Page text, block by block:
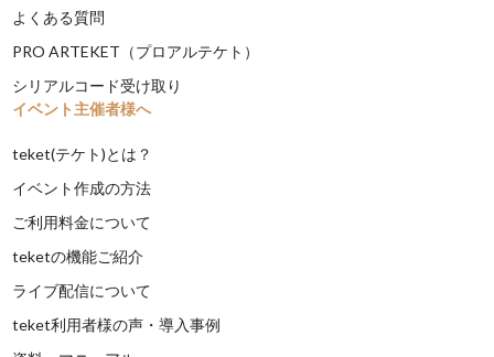
よくある質問
PRO ARTEKET（プロアルテケト）
シリアルコード受け取り
イベント主催者様へ
teket(テケト)とは？
イベント作成の方法
ご利用料金について
teketの機能ご紹介
ライブ配信について
teket利用者様の声・導入事例